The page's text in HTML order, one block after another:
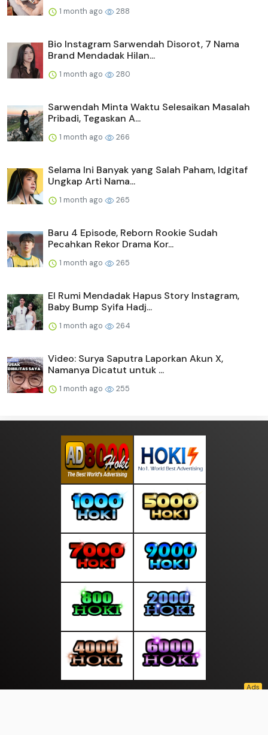
1 month ago 288
Bio Instagram Sarwendah Disorot, 7 Nama
Brand Mendadak Hilan...
1 month ago 280
Sarwendah Minta Waktu Selesaikan Masalah
Pribadi, Tegaskan A...
1 month ago 266
Selama Ini Banyak yang Salah Paham, Idgitaf
Ungkap Arti Nama...
1 month ago 265
Baru 4 Episode, Reborn Rookie Sudah
Pecahkan Rekor Drama Kor...
1 month ago 265
El Rumi Mendadak Hapus Story Instagram,
Baby Bump Syifa Hadj...
1 month ago 264
Video: Surya Saputra Laporkan Akun X,
Namanya Dicatut untuk ...
1 month ago 255